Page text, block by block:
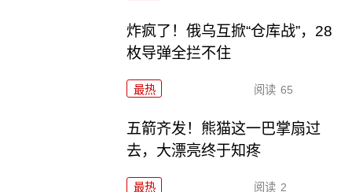
炸疯了！俄乌互掀“仓库战”，28
枚导弹全拦不住
最热 阅读 65
五箭齐发！熊猫这一巴掌扇过
去，大漂亮终于知疼
最热 阅读 2